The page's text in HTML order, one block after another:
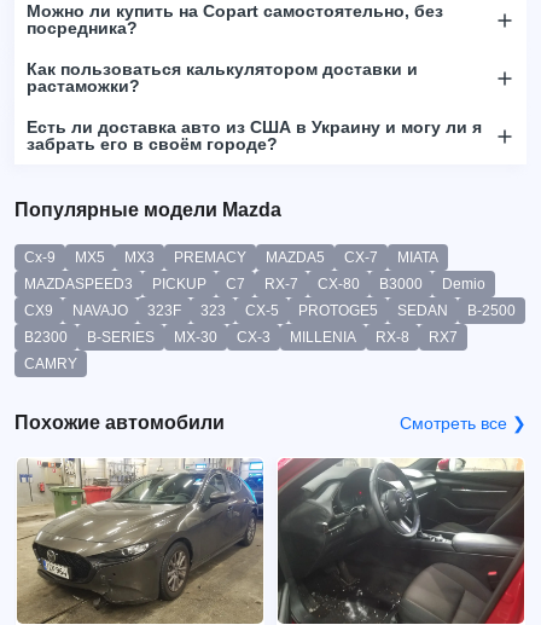
Можно ли купить на Copart самостоятельно, без
посредника?
Как пользоваться калькулятором доставки и
растаможки?
Есть ли доставка авто из США в Украину и могу ли я
забрать его в своём городе?
Популярные модели Mazda
Cx-9 MX5 MX3 PREMACY MAZDA5 CX-7
MIATA
MAZDASPEED3
PICKUP C7 RX-7 CX-80 B3000
Demio
CX9
NAVAJO 323F 323 CX-5 PROTOGE5 SEDAN
B-2500
B2300
B-SERIES MX-30 CX-3 MILLENIA RX-8
RX7
CAMRY
Похожие автомобили Смотреть все ❯